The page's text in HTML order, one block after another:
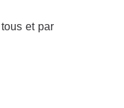
et par